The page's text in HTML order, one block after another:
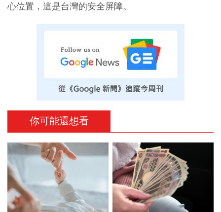
心位置，這是台灣的安全屏障。
你可能還想看